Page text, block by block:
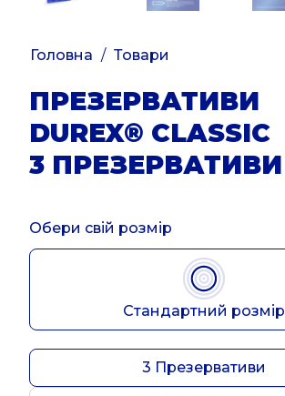
Головна Товари
ПРЕЗЕРВАТИВИ
DUREX® CLASSIC
3 ПРЕЗЕРВАТИВИ
Обери свій розмір
Стандартний розмір
3 Презервативи